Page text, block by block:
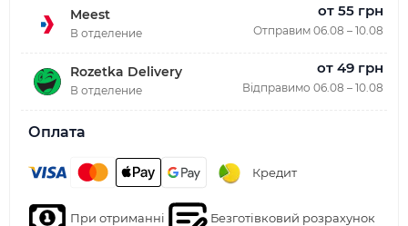
Meest
В отделение
от 55 грн
Отправим 06.08 – 10.08
Rozetka Delivery
В отделение
от 49 грн
Відправимо 06.08 – 10.08
Оплата
Кредит
При отриманні Безготівковий розрахунок